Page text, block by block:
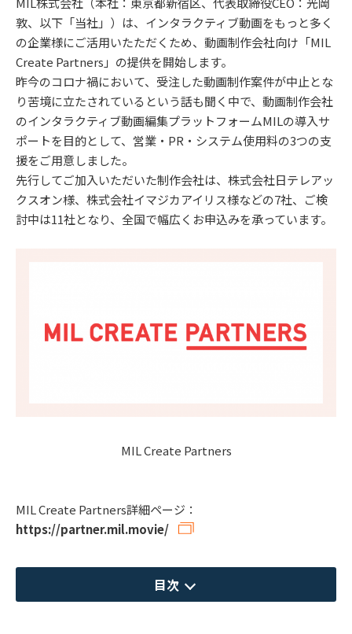
敦、以下「当社」）は、インタラクティブ動画をもっと多く
の企業様にご活用いたただくため、動画制作会社向け「MIL
Create Partners」の提供を開始します。
昨今のコロナ禍において、受注した動画制作案件が中止とな
り苦境に立たされているという話も聞く中で、動画制作会社
のインタラクティブ動画編集プラットフォームMILの導入サ
ポートを目的として、営業・PR・システム使用料の3つの支
援をご用意しました。
先行してご加入いただいた制作会社は、株式会社日テレアッ
クスオン様、株式会社イマジカアイリス様などの7社、ご検
討中は11社となり、全国で幅広くお申込みを承っています。
MIL Create Partners
MIL Create Partners詳細ページ：
https://partner.mil.movie/
目次